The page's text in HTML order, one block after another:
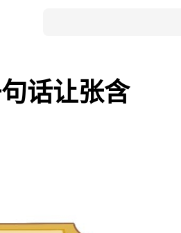
话让张含